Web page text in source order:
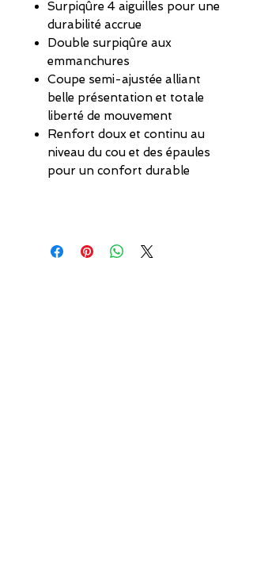
Surpiqûre 4 aiguilles pour une
durabilité accrue
Double surpiqûre aux
emmanchures
Coupe semi-ajustée alliant
belle présentation et totale
liberté de mouvement
Renfort doux et continu au
niveau du cou et des épaules
pour un confort durable